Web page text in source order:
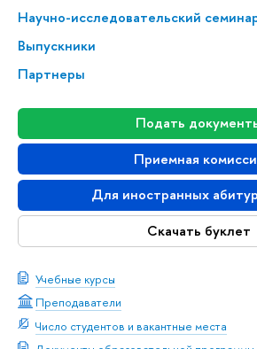
Научно-исследовательский
Выпускники
Партнеры
Подать
Приемная
Для иностранных
Скачать буклет
Учебные курсы
Преподаватели
Число студентов и вакантные места